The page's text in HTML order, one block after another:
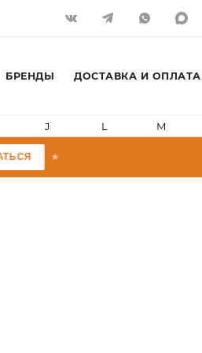
БРЕНДЫ ДОСТАВКА И ОПЛАТА
J L M
★